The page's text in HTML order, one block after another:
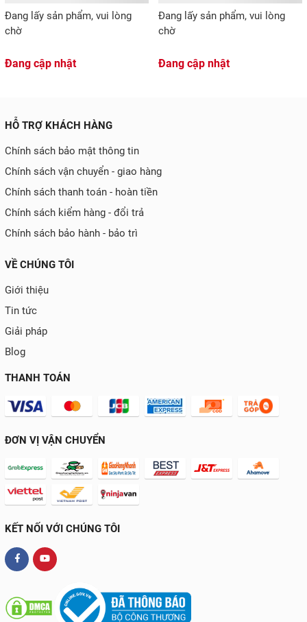
Đang lấy sản phẩm, vui lòng
chờ
Đang cập nhật
Đang lấy sản phẩm, vui lòng
chờ
Đang cập nhật
HỖ TRỢ KHÁCH HÀNG
Chính sách bảo mật thông tin
Chính sách vận chuyển - giao hàng
Chính sách thanh toán - hoàn tiền
Chính sách kiểm hàng - đổi trả
Chính sách bảo hành - bảo trì
VỀ CHÚNG TÔI
Giới thiệu
Tin tức
Giải pháp
Blog
THANH TOÁN
ĐƠN VỊ VẬN CHUYỂN
KẾT NỐI VỚI CHÚNG TÔI